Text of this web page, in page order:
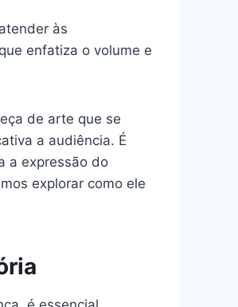
às
enfatiza o volume e
de arte que se
a audiência. É
a expressão do
explorar como ele